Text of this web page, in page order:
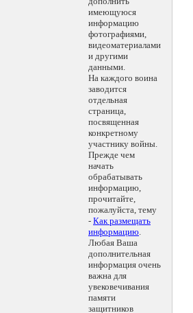
имеющуюся
информацию
фотографиями,
видеоматериалами
и другими
данными.
На каждого воина
заводится
отдельная
страница,
посвященная
конкретному
участнику войны.
Прежде чем
начать
обрабатывать
информацию,
прочитайте,
пожалуйста, тему
- Как размещать
информацию.
Любая Ваша
дополнительная
информация очень
важна для
увековечивания
памяти
защитников